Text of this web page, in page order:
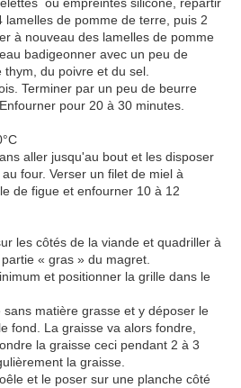
de pomme de terre, puis 2
à nouveau des lamelles de pomme
badigeonner avec un peu de
du poivre et du sel.
Terminer par un peu de beurre
pour 20 à 30 minutes.
aller jusqu'au bout et les disposer
four. Verser un filet de miel à
de figue et enfourner 10 à 12
les côtés de la viande et quadriller à
« gras » du magret.
et positionner la grille dans le
matière grasse et y déposer le
fond. La graisse va alors fondre,
la graisse ceci pendant 2 à 3
la graisse.
et le poser sur une planche côté